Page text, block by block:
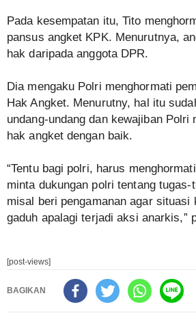
Pada kesempatan itu, Tito
pansus angket KPK. Menurutnya,
hak daripada anggota DPR.
Dia mengaku Polri menghormati
Hak Angket. Menurutny, hal itu
undang-undang dan kewajiban Polri
hak angket dengan baik.
“Tentu bagi polri, harus
minta dukungan polri tentang
misal beri pengamanan agar situasi
gaduh apalagi terjadi aksi anarkis,”
[post-views]
BAGIKAN